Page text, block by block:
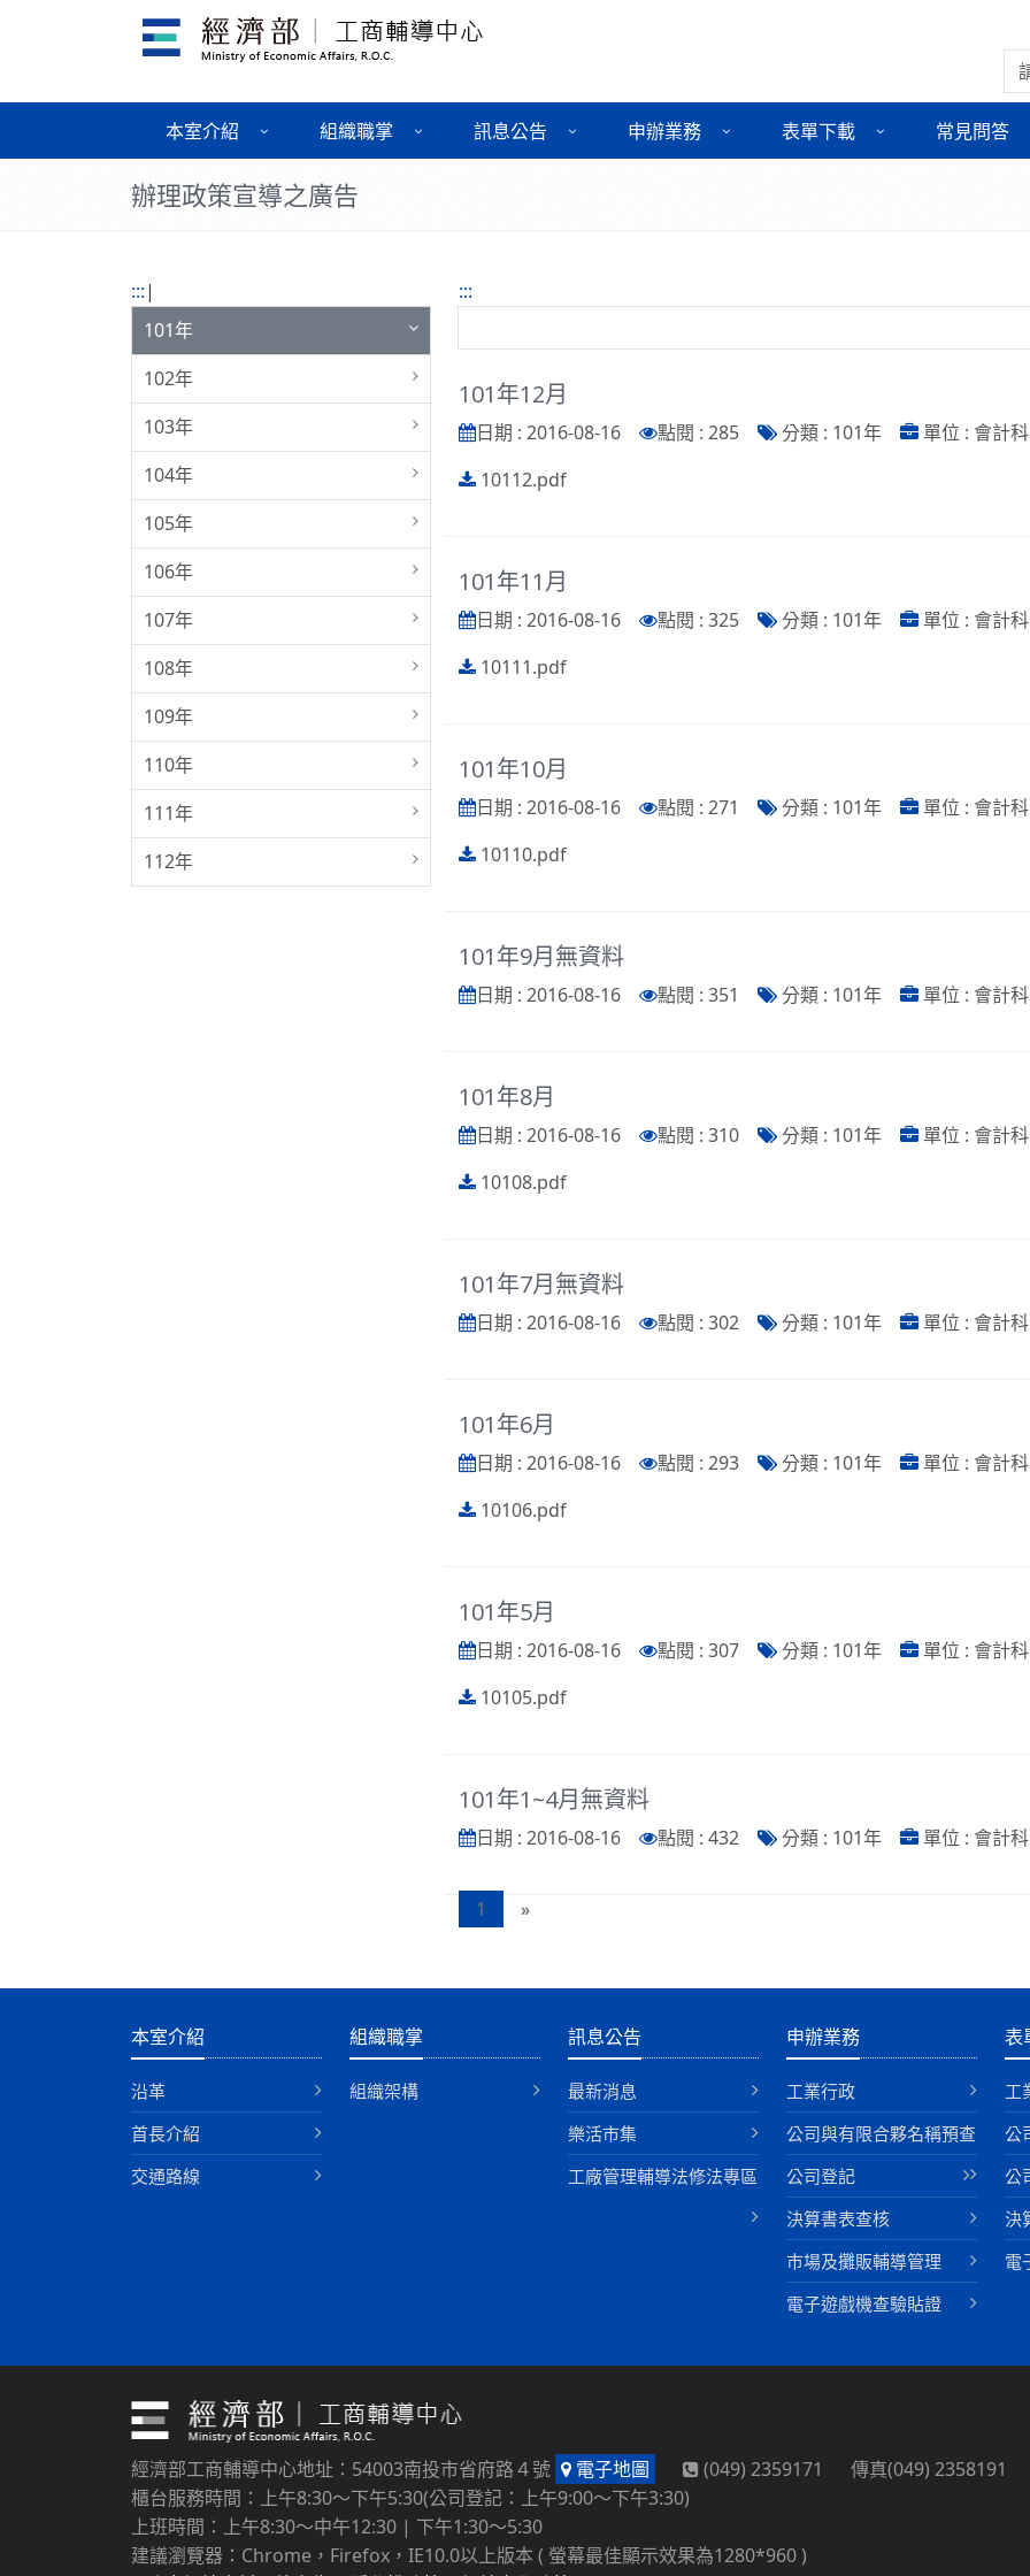
本室介紹 組織職掌 訊息公告 申辦業務 表單下載 常見問答
辦理政策宣導之廣告
:::|
101年
102年
103年
104年
105年
106年
107年
108年
109年
110年
111年
112年
:::
101年12月
日期 : 2016-08-16 點閱 : 285 分類 : 101年
單位 : 會計科
10112.pdf
101年11月
日期 : 2016-08-16 點閱 : 325 分類 : 101年
單位 : 會計科
10111.pdf
101年10月
日期 : 2016-08-16 點閱 : 271 分類 : 101年
單位 : 會計科
10110.pdf
101年9月無資料
日期 : 2016-08-16 點閱 : 351 分類 : 101年 單位 : 會計科
101年8月
日期 : 2016-08-16 點閱 : 310 分類 : 101年
單位 : 會計科
10108.pdf
101年7月無資料
日期 : 2016-08-16 點閱 : 302 分類 : 101年 單位 : 會計科
101年6月
日期 : 2016-08-16 點閱 : 293 分類 : 101年
單位 : 會計科
10106.pdf
101年5月
日期 : 2016-08-16 點閱 : 307 分類 : 101年
單位 : 會計科
10105.pdf
101年1~4月無資料
日期 : 2016-08-16 點閱 : 432 分類 : 101年 單位 : 會計科
1 »
本室介紹
沿革
首長介紹
交通路線
組織職掌
組織架構
訊息公告
最新消息
樂活市集
工廠管理輔導法修法專區
申辦業務
工業行政
公司與有限合夥名稱預查
公司登記
決算書表查核
巿場及攤販輔導管理
電子遊戲機查驗貼證
表
工
公
公
決
電
經濟部工商輔導中心地址：54003南投市省府路４號 電子地圖
(049) 2359171 傳真(049) 2358191
櫃台服務時間：上午8:30～下午5:30(公司登記：上午9:00～下午3:30)
上班時間：上午8:30～中午12:30 | 下午1:30～5:30
建議瀏覽器：Chrome，Firefox，IE10.0以上版本 ( 螢幕最佳顯示效果為1280*960 )